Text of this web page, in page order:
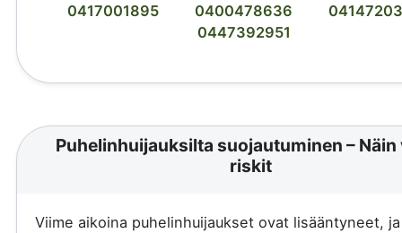
0417001895
0400478636
0447392951
Puhelinhuijauksilta suojautuminen – Näin
riskit
Viime aikoina puhelinhuijaukset ovat lisääntyneet,